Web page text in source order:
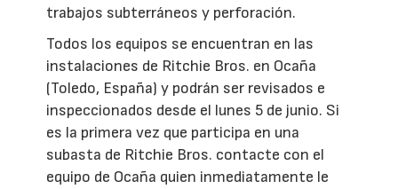
trabajos subterráneos y perforación.
Todos los equipos se encuentran en las
instalaciones de Ritchie Bros. en Ocaña
(Toledo, España) y podrán ser revisados e
inspeccionados desde el lunes 5 de junio. Si
es la primera vez que participa en una
subasta de Ritchie Bros. contacte con el
equipo de Ocaña quien inmediatamente le